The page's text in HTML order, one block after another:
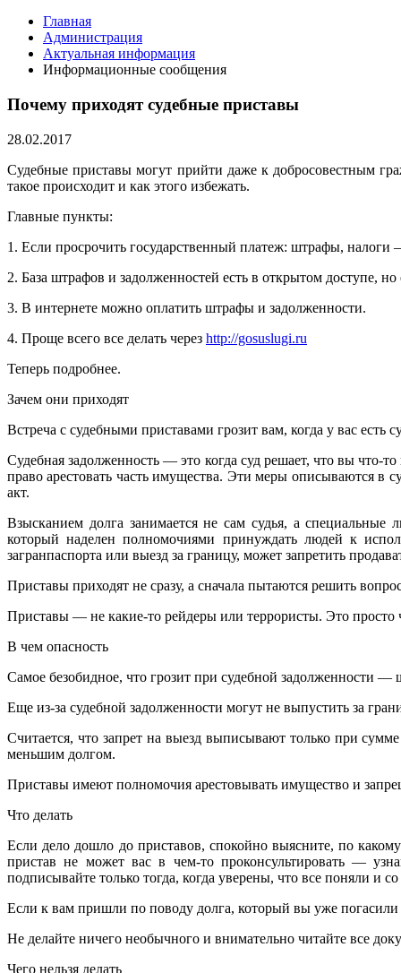
Главная
Администрация
Актуальная информация
Информационные сообщения
Почему приходят судебные приставы
28.02.2017
Судебные приставы могут прийти даже к добросовестным
такое происходит и как этого избежать.
Главные пункты:
1. Если просрочить государственный платеж: штрафы, налоги
2. База штрафов и задолженностей есть в открытом доступе,
3. В интернете можно оплатить штрафы и задолженности.
4. Проще всего все делать через http://gosuslugi.ru
Теперь подробнее.
Зачем они приходят
Встреча с судебными приставами грозит вам, когда у вас есть
Судебная задолженность — это когда суд решает, что вы
право арестовать часть имущества. Эти меры описываются в
акт.
Взысканием долга занимается не сам судья, а
который наделен полномочиями принуждать людей к
загранпаспорта или выезд за границу, может запретить
Приставы приходят не сразу, а сначала пытаются решить
Приставы — не какие-то рейдеры или террористы. Это
В чем опасность
Самое безобидное, что грозит при судебной задолженности
Еще из-за судебной задолженности могут не выпустить за
Считается, что запрет на выезд выписывают только при
меньшим долгом.
Приставы имеют полномочия арестовывать имущество и
Что делать
Если дело дошло до приставов, спокойно выясните, по
пристав не может вас в чем-то проконсультировать —
подписывайте только тогда, когда уверены, что все поняли и
Если к вам пришли по поводу долга, который вы уже погасили
Не делайте ничего необычного и внимательно читайте все
Чего нельзя делать